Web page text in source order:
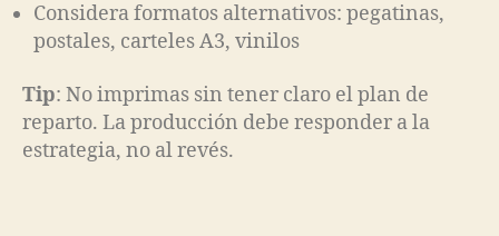
Considera formatos alternativos: pegatinas,
postales, carteles A3, vinilos
Tip: No imprimas sin tener claro el plan de
reparto. La producción debe responder a la
estrategia, no al revés.